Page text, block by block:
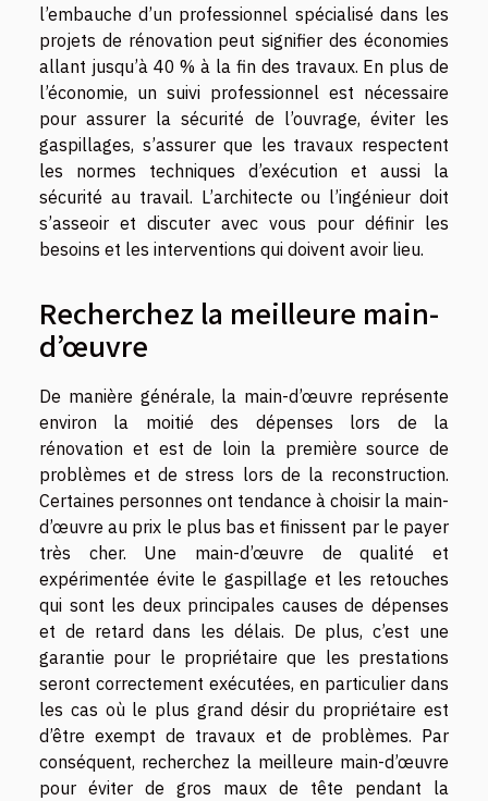
l’embauche d’un professionnel spécialisé dans les
projets de rénovation peut signifier des économies
allant jusqu’à 40 % à la fin des travaux. En plus de
l’économie, un suivi professionnel est nécessaire
pour assurer la sécurité de l’ouvrage, éviter les
gaspillages, s’assurer que les travaux respectent
les normes techniques d’exécution et aussi la
sécurité au travail. L’architecte ou l’ingénieur doit
s’asseoir et discuter avec vous pour définir les
besoins et les interventions qui doivent avoir lieu.
Recherchez la meilleure main-
d’œuvre
De manière générale, la main-d’œuvre représente
environ la moitié des dépenses lors de la
rénovation et est de loin la première source de
problèmes et de stress lors de la reconstruction.
Certaines personnes ont tendance à choisir la main-
d’œuvre au prix le plus bas et finissent par le payer
très cher. Une main-d’œuvre de qualité et
expérimentée évite le gaspillage et les retouches
qui sont les deux principales causes de dépenses
et de retard dans les délais. De plus, c’est une
garantie pour le propriétaire que les prestations
seront correctement exécutées, en particulier dans
les cas où le plus grand désir du propriétaire est
d’être exempt de travaux et de problèmes. Par
conséquent, recherchez la meilleure main-d’œuvre
pour éviter de gros maux de tête pendant la